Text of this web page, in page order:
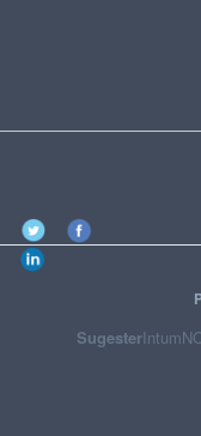
SugesterIntum